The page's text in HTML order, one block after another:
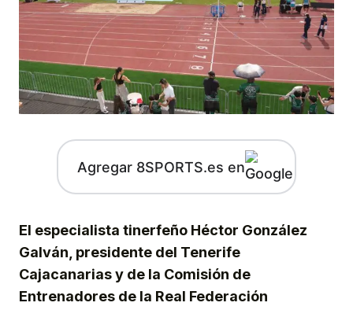
Agregar 8SPORTS.es en
El especialista tinerfeño Héctor González
Galván, presidente del Tenerife
Cajacanarias y de la Comisión de
Entrenadores de la Real Federación